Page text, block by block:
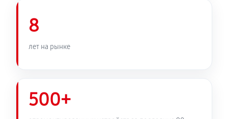
8
лет на рынке
500+